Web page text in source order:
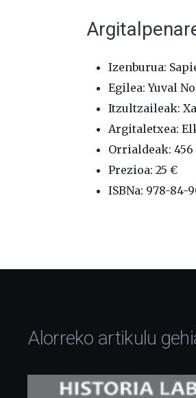
Izenburua:
Egilea: Yuval
Itzultzaileak:
Argitaletxea:
Orrialdeak:
Prezioa: 25 €
ISBNa: 978-84-
Alorreko artikulu